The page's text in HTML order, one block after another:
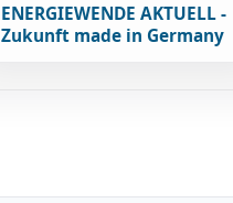
ENERGIEWENDE AKTUELL -
Zukunft made in Germany